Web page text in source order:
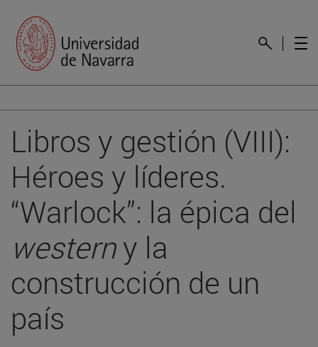
Libros y gestión (VIII):
Héroes y líderes.
“Warlock”: la épica del
westerny la
construcción de un
país